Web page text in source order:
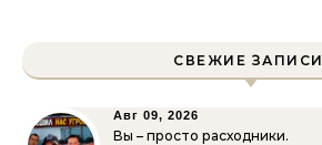
СВЕЖИЕ ЗАПИСИ
Авг 09, 2026
Вы – просто расходники.